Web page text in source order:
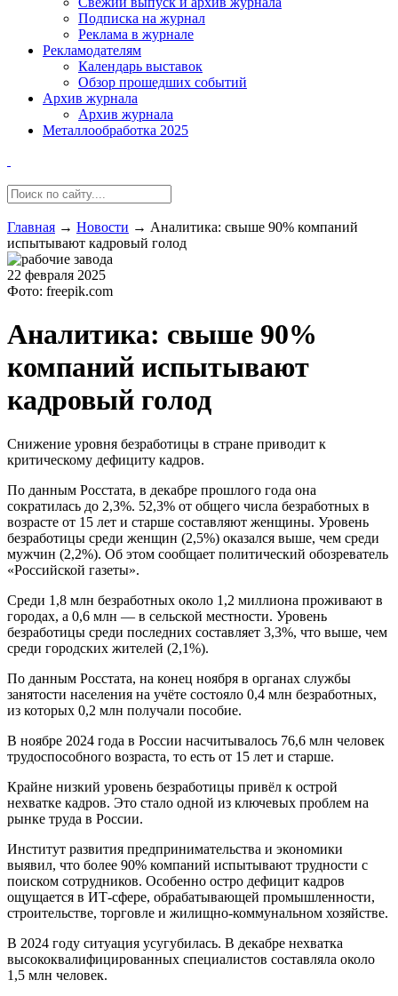
Подписка на журнал
Реклама в журнале
Рекламодателям
Календарь выставок
Обзор прошедших событий
Архив журнала
Архив журнала
Металлообработка 2025
Главная → Новости → Аналитика: свыше 90% компаний
испытывают кадровый голод
22 февраля 2025
Фото: freepik.com
Аналитика: свыше 90%
компаний испытывают
кадровый голод
Снижение уровня безработицы в стране приводит к
критическому дефициту кадров.
По данным Росстата, в декабре прошлого года она
сократилась до 2,3%. 52,3% от общего числа безработных в
возрасте от 15 лет и старше составляют женщины. Уровень
безработицы среди женщин (2,5%) оказался выше, чем среди
мужчин (2,2%). Об этом сообщает политический обозреватель
«Российской газеты».
Среди 1,8 млн безработных около 1,2 миллиона проживают в
городах, а 0,6 млн — в сельской местности. Уровень
безработицы среди последних составляет 3,3%, что выше, чем
среди городских жителей (2,1%).
По данным Росстата, на конец ноября в органах службы
занятости населения на учёте состояло 0,4 млн безработных,
из которых 0,2 млн получали пособие.
В ноябре 2024 года в России насчитывалось 76,6 млн человек
трудоспособного возраста, то есть от 15 лет и старше.
Крайне низкий уровень безработицы привёл к острой
нехватке кадров. Это стало одной из ключевых проблем на
рынке труда в России.
Институт развития предпринимательства и экономики
выявил, что более 90% компаний испытывают трудности с
поиском сотрудников. Особенно остро дефицит кадров
ощущается в ИТ-сфере, обрабатывающей промышленности,
строительстве, торговле и жилищно-коммунальном хозяйстве.
В 2024 году ситуация усугубилась. В декабре нехватка
высококвалифицированных специалистов составляла около
1,5 млн человек.